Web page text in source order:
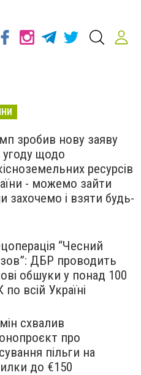
зробив нову заяву
угоду щодо
ресурсів
- можемо зайти
захочемо і взяти будь-
“Чесний
ДБР проводить
обшуки у понад 100
всій Україні
схвалив
про
пільги на
до €150